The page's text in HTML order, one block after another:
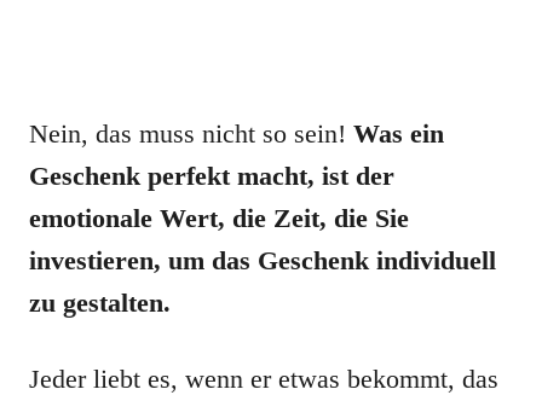
Nein, das muss nicht so sein! Was ein
Geschenk perfekt macht, ist der
emotionale Wert, die Zeit, die Sie
investieren, um das Geschenk individuell
zu gestalten.
Jeder liebt es, wenn er etwas bekommt, das